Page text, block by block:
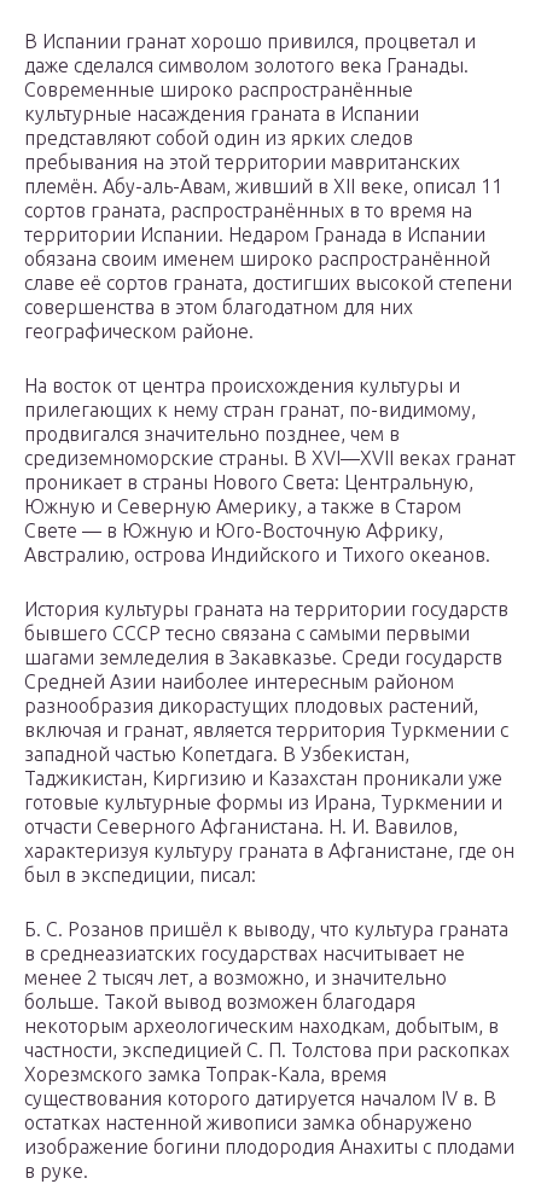
В Испании гранат хорошо привился, процветал и
даже сделался символом золотого века Гранады.
Современные широко распространённые
культурные насаждения граната в Испании
представляют собой один из ярких следов
пребывания на этой территории мавританских
племён. Абу-аль-Авам, живший в XII веке, описал 11
сортов граната, распространённых в то время на
территории Испании. Недаром Гранада в Испании
обязана своим именем широко распространённой
славе её сортов граната, достигших высокой степени
совершенства в этом благодатном для них
географическом районе.
На восток от центра происхождения культуры и
прилегающих к нему стран гранат, по-видимому,
продвигался значительно позднее, чем в
средиземноморские страны. В XVI—XVII веках гранат
проникает в страны Нового Света: Центральную,
Южную и Северную Америку, а также в Старом
Свете — в Южную и Юго-Восточную Африку,
Австралию, острова Индийского и Тихого океанов.
История культуры граната на территории государств
бывшего СССР тесно связана с самыми первыми
шагами земледелия в Закавказье. Среди государств
Средней Азии наиболее интересным районом
разнообразия дикорастущих плодовых растений,
включая и гранат, является территория Туркмении с
западной частью Копетдага. В Узбекистан,
Таджикистан, Киргизию и Казахстан проникали уже
готовые культурные формы из Ирана, Туркмении и
отчасти Северного Афганистана. Н. И. Вавилов,
характеризуя культуру граната в Афганистане, где он
был в экспедиции, писал:
Б. С. Розанов пришёл к выводу, что культура граната
в среднеазиатских государствах насчитывает не
менее 2 тысяч лет, а возможно, и значительно
больше. Такой вывод возможен благодаря
некоторым археологическим находкам, добытым, в
частности, экспедицией С. П. Толстова при раскопках
Хорезмского замка Топрак-Кала, время
существования которого датируется началом IV в. В
остатках настенной живописи замка обнаружено
изображение богини плодородия Анахиты с плодами
в руке.